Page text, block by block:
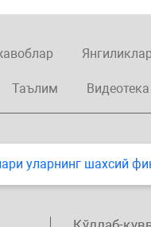
Янгиликлар
Таълим Видеотека
уларнинг шахсий